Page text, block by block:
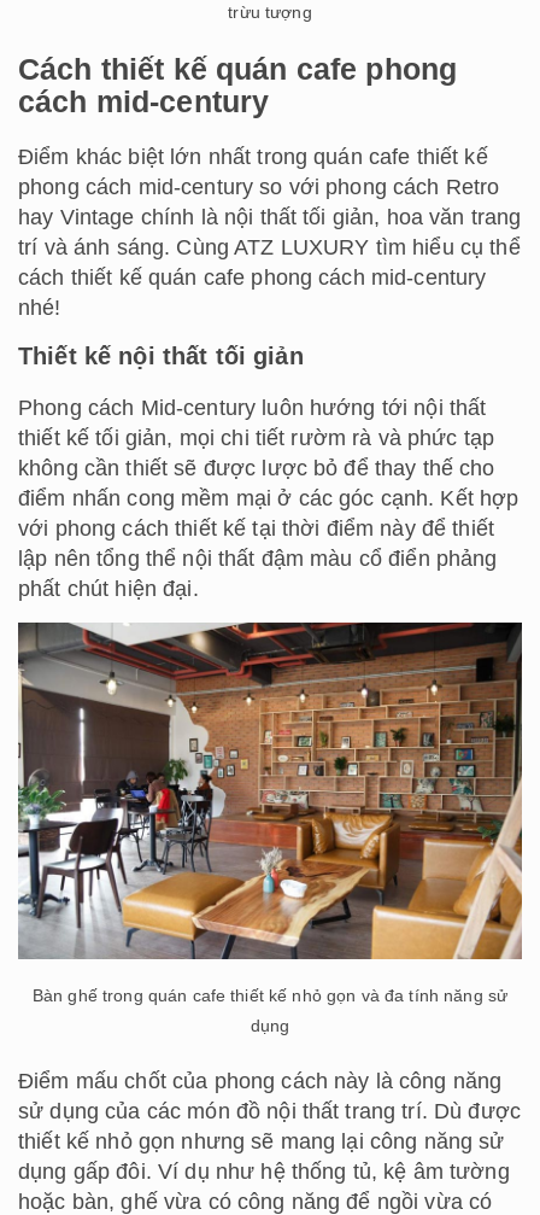
trừu tượng
Cách thiết kế quán cafe phong
cách mid-century
Điểm khác biệt lớn nhất trong quán cafe thiết kế
phong cách mid-century so với phong cách Retro
hay Vintage chính là nội thất tối giản, hoa văn trang
trí và ánh sáng. Cùng ATZ LUXURY tìm hiểu cụ thể
cách thiết kế quán cafe phong cách mid-century
nhé!
Thiết kế nội thất tối giản
Phong cách Mid-century luôn hướng tới nội thất
thiết kế tối giản, mọi chi tiết rườm rà và phức tạp
không cần thiết sẽ được lược bỏ để thay thế cho
điểm nhấn cong mềm mại ở các góc cạnh. Kết hợp
với phong cách thiết kế tại thời điểm này để thiết
lập nên tổng thể nội thất đậm màu cổ điển phảng
phất chút hiện đại.
Bàn ghế trong quán cafe thiết kế nhỏ gọn và đa tính năng sử
dụng
Điểm mấu chốt của phong cách này là công năng
sử dụng của các món đồ nội thất trang trí. Dù được
thiết kế nhỏ gọn nhưng sẽ mang lại công năng sử
dụng gấp đôi. Ví dụ như hệ thống tủ, kệ âm tường
hoặc bàn, ghế vừa có công năng để ngồi vừa có